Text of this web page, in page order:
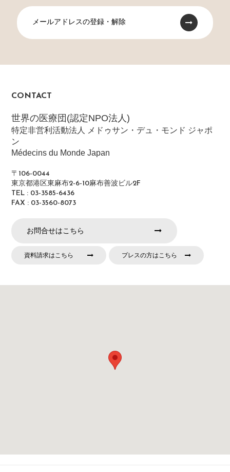
メールアドレスの登録・解除
CONTACT
世界の医療団(認定NPO法人)
特定非営利活動法人 メドゥサン・デュ・モンド ジャポ
ン
Médecins du Monde Japan
〒106-0044
東京都港区東麻布2-6-10麻布善波ビル2F
TEL : 03-3585-6436
FAX : 03-3560-8073
お問合せはこちら
資料請求はこちら プレスの方はこちら